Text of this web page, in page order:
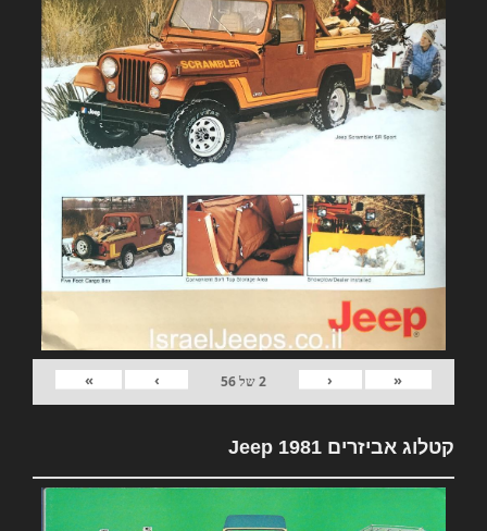
«
‹
2של56
›
»
קטלוג אביזרים 1981 Jeep